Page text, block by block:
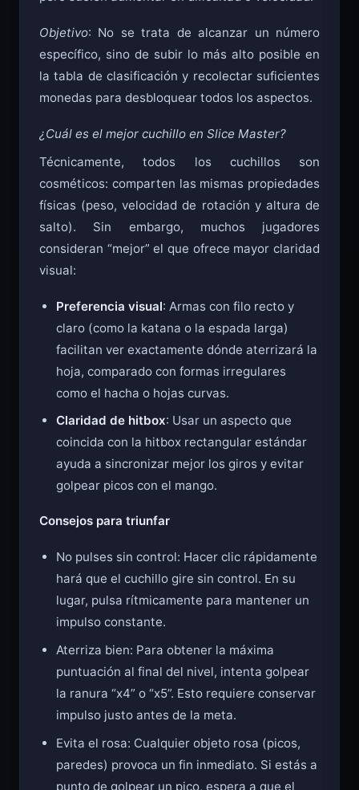
Objetivo: No se trata de alcanzar un número
específico, sino de subir lo más alto posible en
la tabla de clasificación y recolectar suficientes
Técnicamente, todos los cuchillos son
cosméticos: comparten las mismas propiedades
físicas (peso, velocidad de rotación y altura de
salto). Sin embargo, muchos jugadores
consideran “mejor” el que ofrece mayor claridad
Preferencia visual: Armas con filo recto y
claro (como la katana o la espada larga)
facilitan ver exactamente dónde aterrizará la
hoja, comparado con formas irregulares
Claridad de hitbox: Usar un aspecto que
coincida con la hitbox rectangular estándar
ayuda a sincronizar mejor los giros y evitar
No pulses sin control: Hacer clic rápidamente
hará que el cuchillo gire sin control. En su
lugar, pulsa rítmicamente para mantener un
Aterriza bien: Para obtener la máxima
puntuación al final del nivel, intenta golpear
la ranura “x4” o “x5”. Esto requiere conservar
Evita el rosa: Cualquier objeto rosa (picos,
paredes) provoca un fin inmediato. Si estás a